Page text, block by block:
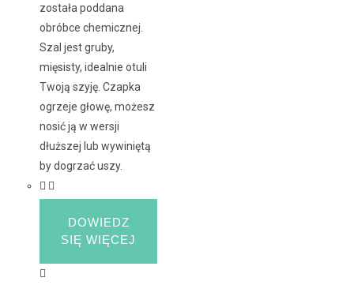
została poddana
obróbce chemicznej.
Szal jest gruby,
mięsisty, idealnie otuli
Twoją szyję. Czapka
ogrzeje głowę, możesz
nosić ją w wersji
dłuższej lub wywiniętą
by dogrzać uszy.
DOWIEDZ
SIĘ WIĘCEJ